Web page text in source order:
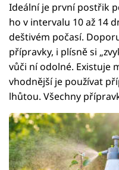
Ideální je první postřik
ho v intervalu 10 až 14
deštivém počasí.
přípravky, i plísně si
vůči ní odolné. Existuje
vhodnější je používat
lhůtou. Všechny